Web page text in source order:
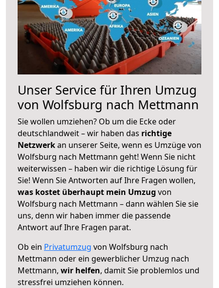
Unser Service für Ihren Umzug
von Wolfsburg nach Mettmann
Sie wollen umziehen? Ob um die Ecke oder
deutschlandweit – wir haben das richtige
Netzwerkan unserer Seite, wenn es Umzüge von
Wolfsburg nach Mettmann geht! Wenn Sie nicht
weiterwissen – haben wir die richtige Lösung für
Sie! Wenn Sie Antworten auf Ihre Fragen wollen,
was kostet überhaupt mein Umzug von
Wolfsburg nach Mettmann – dann wählen Sie sie
uns, denn wir haben immer die passende
Antwort auf Ihre Fragen parat.
Ob ein Privatumzug von Wolfsburg nach
Mettmann oder ein gewerblicher Umzug nach
Mettmann, wir helfen, damit Sie problemlos und
stressfrei umziehen können.